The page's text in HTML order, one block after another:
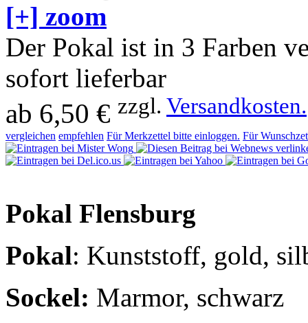
[+] zoom
Der Pokal ist in 3 Farben
sofort lieferbar
ab 6,50 € zzgl. Versandkosten.
vergleichen empfehlen Für Merkzettel bitte einloggen. Für
Pokal Flensburg
Pokal: Kunststoff, gold,
Sockel: Marmor, schwarz